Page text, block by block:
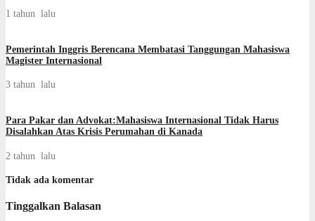
1 tahun lalu
Pemerintah Inggris Berencana Membatasi Tanggungan Mahasiswa
Magister Internasional
3 tahun lalu
Para Pakar dan Advokat:Mahasiswa Internasional Tidak Harus
Disalahkan Atas Krisis Perumahan di Kanada
2 tahun lalu
Tidak ada komentar
Tinggalkan Balasan